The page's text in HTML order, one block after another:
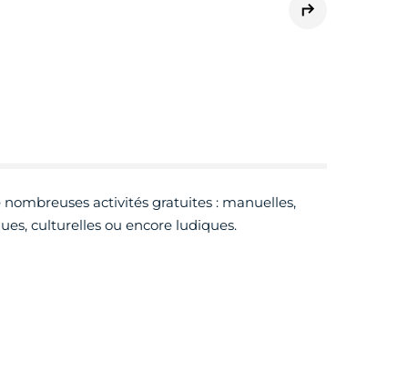
activités gratuites : manuelles,
culturelles ou encore ludiques.